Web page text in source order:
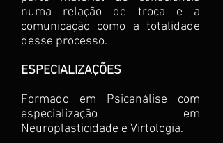
numa relação de troca e a
comunicação como a totalidade
desse processo.
ESPECIALIZAÇÕES
Formado em Psicanálise com
especialização em
Neuroplasticidade e Virtologia.